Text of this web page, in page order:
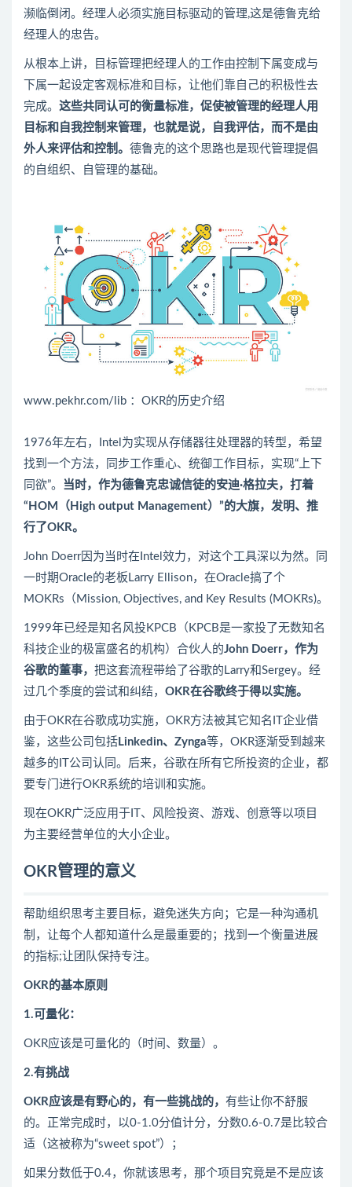
濒临倒闭。经理人必须实施目标驱动的管理,这是德鲁克给
经理人的忠告。
从根本上讲，目标管理把经理人的工作由控制下属变成与
下属一起设定客观标准和目标，让他们靠自己的积极性去
完成。 这些共同认可的衡量标准，促使被管理的经理人用
目标和自我控制来管理，也就是说，自我评估，而不是由
外人来评估和控制。 德鲁克的这个思路也是现代管理提倡
的自组织、自管理的基础。
www.pekhr.com/lib ：OKR的历史介绍
1976年左右，Intel为实现从存储器往处理器的转型，希望
找到一个方法，同步工作重心、统御工作目标，实现“上下
同欲”。
当时，作为德鲁克忠诚信徒的安迪·格拉夫，打着
“HOM（High output Management）”的大旗，发明、推
行了OKR。
John Doerr因为当时在Intel效力，对这个工具深以为然。同
一时期Oracle的老板Larry Ellison，在Oracle搞了个
MOKRs（Mission, Objectives, and Key Results (MOKRs)。
1999年已经是知名风投KPCB（KPCB是一家投了无数知名
科技企业的极富盛名的机构）合伙人的John Doerr，作为
谷歌的董事， 把这套流程带给了谷歌的Larry和Sergey。经
过几个季度的尝试和纠结， OKR在谷歌终于得以实施。
由于OKR在谷歌成功实施，OKR方法被其它知名IT企业借
鉴，这些公司包括 Linkedin、Zynga等，OKR逐渐受到越来
越多的IT公司认同。后来，谷歌在所有它所投资的企业，都
要专门进行OKR系统的培训和实施。
现在OKR广泛应用于IT、风险投资、游戏、创意等以项目
为主要经营单位的大小企业。
OKR管理 的意义
帮助组织思考主要目标，避免迷失方向；它是一种沟通机
制，让每个人都知道什么是最重要的；找到一个衡量进展
的指标;让团队保持专注。
OKR的基本原则
1.可量化：
OKR应该是可量化的（时间、数量）。
2.有挑战
OKR应该是有野心的，有一些挑战的， 有些让你不舒服
的。正常完成时，以0-1.0分值计分，分数0.6-0.7是比较合
适（这被称为“sweet spot”）；
如果分数低于0.4，你就该思考，那个项目究竟是不是应该